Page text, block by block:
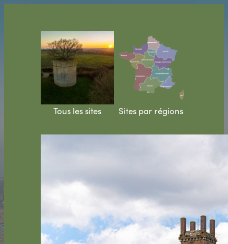
Tous les sites Sites par régions